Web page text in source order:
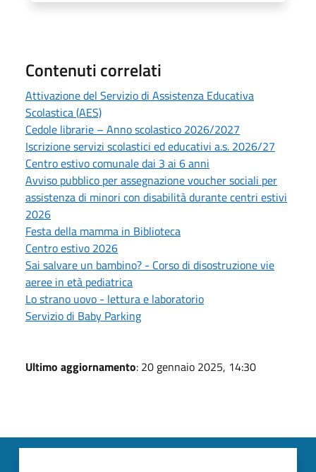
Contenuti correlati
Attivazione del Servizio di Assistenza Educativa
Scolastica (AES)
Cedole librarie – Anno scolastico 2026/2027
Iscrizione servizi scolastici ed educativi a.s. 2026/27
Centro estivo comunale dai 3 ai 6 anni
Avviso pubblico per assegnazione voucher sociali per
assistenza di minori con disabilità durante centri estivi
2026
Festa della mamma in Biblioteca
Centro estivo 2026
Sai salvare un bambino? - Corso di disostruzione vie
aeree in età pediatrica
Lo strano uovo - lettura e laboratorio
Servizio di Baby Parking
Ultimo aggiornamento: 20 gennaio 2025, 14:30